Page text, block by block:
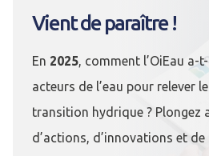
Vient de paraître !
En 2025, comment l’OiEau a-
acteurs de l’eau pour relever
transition hydrique ? Plongez
d’actions, d’innovations et